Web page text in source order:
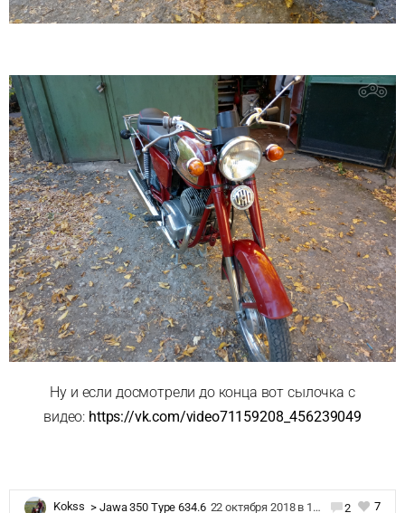
Ну и если досмотрели до конца вот сылочка с
видео: https://vk.com/video71159208_456239049
Kokss > Jawa 350 Type 634.6 22 октября 2018 в 12:54 2 7